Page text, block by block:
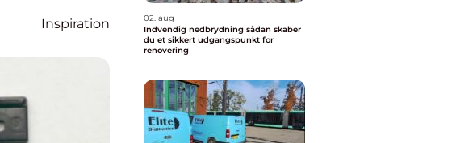
Inspiration
02. aug
Indvendig nedbrydning sådan skaber
du et sikkert udgangspunkt for
renovering